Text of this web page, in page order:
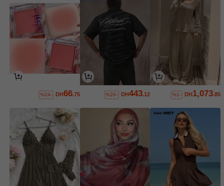
DH1,073.85
%1-
DH443.12
%26-
DH66.75
%24-